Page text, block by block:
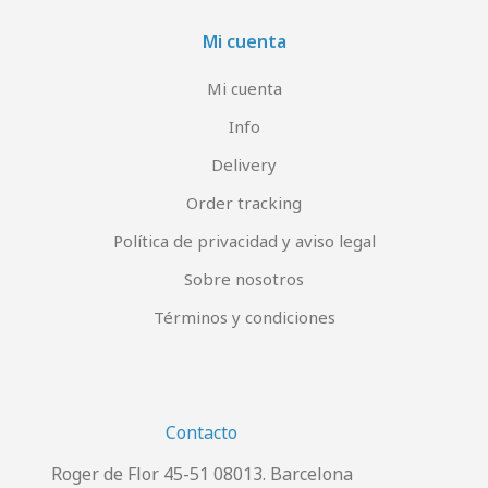
Mi cuenta
Mi cuenta
Info
Delivery
Order tracking
Política de privacidad y aviso legal
Sobre nosotros
Términos y condiciones
Contacto
Roger de Flor 45-51 08013. Barcelona